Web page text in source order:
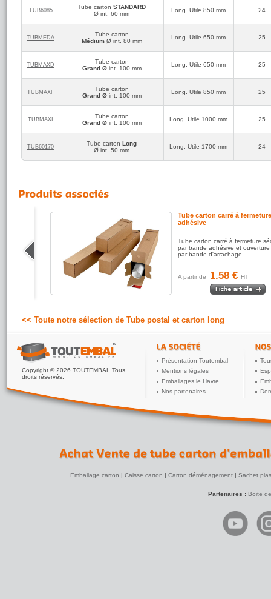
TUB6085 Tube carton STANDARD
Ø int. 60 mm
Long. Utile 850 mm 24
TUBMEDA
Tube carton
MédiumØ int. 80 mm
Long. Utile 650 mm 25
TUBMAXD
Tube carton
Grand Øint. 100 mm
Long. Utile 650 mm 25
TUBMAXF
Tube carton
Grand Øint. 100 mm
Long. Utile 850 mm 25
TUBMAXI
Tube carton
Grand Øint. 100 mm
Long. Utile 1000 mm 25
TUB60170 Tube carton Long
Ø int. 50 mm
Long. Utile 1700 mm 24
Tube carton carré à
adhésive
Tube carton carré à fermeture
par bande adhésive et ouverture
par bande d'arrachage.
A partir de 1.58 € HT
<< Toute notre sélection de Tube postal et carton long
Copyright © 2026 TOUTEMBAL Tous
droits réservés.
Présentation Toutembal
Mentions légales
Emballages le Havre
Nos partenaires
Emballage carton | Caisse carton | Carton déménagement | Sachet
Partenaires : Boite